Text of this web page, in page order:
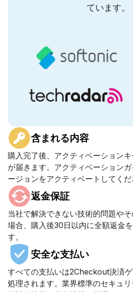
ています。
含まれる内容
購入完了後、アクティベーション
が届きます。アクティベーション
ージョンをアクティベートしてくだ
返金保証
当社で解決できない技術的問題や
場合、購入後30日以内に全額返金
す。
安全な支払い
すべての支払いは2Checkout決済
処理されます。業界標準のセキュ